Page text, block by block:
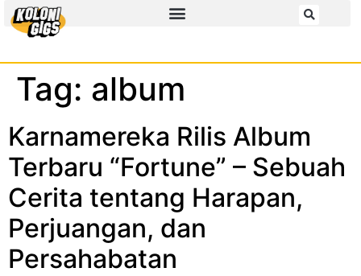
Tag: album
Karnamereka Rilis Album
Terbaru “Fortune” – Sebuah
Cerita tentang Harapan,
Perjuangan, dan
Persahabatan